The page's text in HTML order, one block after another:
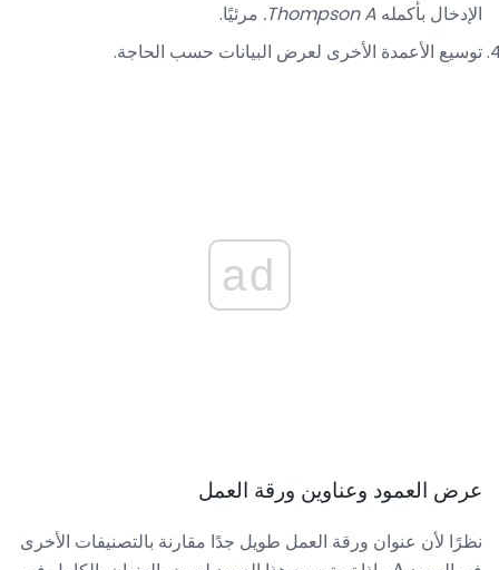
الإدخال بأكمله Thompson A. مرئيًا.
توسيع الأعمدة الأخرى لعرض البيانات حسب الحاجة.
ad
عرض العمود وعناوين ورقة العمل
نظرًا لأن عنوان ورقة العمل طويل جدًا مقارنة بالتصنيفات الأخرى